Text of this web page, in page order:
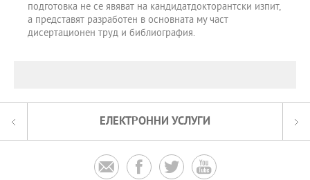
подготовка не се явяват на кандидатдокторантски изпит,
а представят разработен в основната му част
дисертационен труд и библиография.
ЕЛЕКТРОННИ УСЛУГИ
   